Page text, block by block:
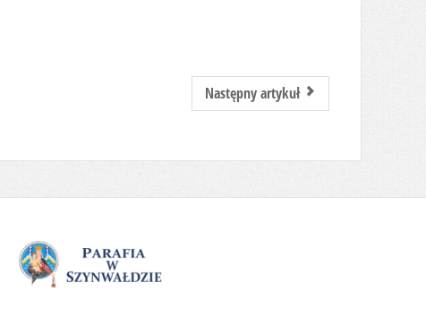
Następny artykuł